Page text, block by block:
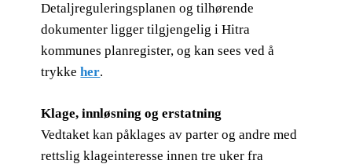
Detaljreguleringsplanen og tilhørende
dokumenter ligger tilgjengelig i Hitra
kommunes planregister, og kan sees ved å
trykkeher.
Klage, innløsning og erstatning
Vedtaket kan påklages av parter og andre med
rettslig klageinteresse innen tre uker fra